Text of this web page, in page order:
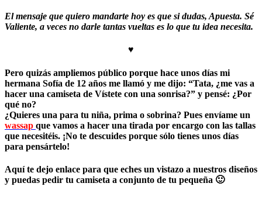
El mensaje que quiero mandarte hoy es que si dudas, Apuesta. Sé
Valiente, a veces no darle tantas vueltas es lo que tu idea necesita.
♥
Pero quizás ampliemos público porque hace unos días mi
hermana Sofía de 12 años me llamó y me dijo: “Tata, ¿me vas a
hacer una camiseta de Vístete con una sonrisa?” y pensé: ¿Por
qué no?
¿Quieres una para tu niña, prima o sobrina? Pues envíame un
wassap que vamos a hacer una tirada por encargo con las tallas
que necesitéis. ¡No te descuides porque sólo tienes unos días
para pensártelo!
Aquí te dejo enlace para que eches un vistazo a nuestros diseños
y puedas pedir tu camiseta a conjunto de tu pequeña 🙂